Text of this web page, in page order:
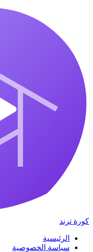
كورة ترند
الرئيسية
سياسة الخصوصية